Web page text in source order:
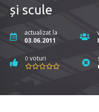
și scule
actualizat la
03.06.2011
0 voturi